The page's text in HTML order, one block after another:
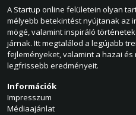
A Startup online felületein olyan
mélyebb betekintést nyújtanak az
mögé, valamint inspiráló
járnak. Itt megtalálod a legújabb
fejleményeket, valamint a hazai
legfrissebb eredményeit.
Információk
Impresszum
Médiaajánlat